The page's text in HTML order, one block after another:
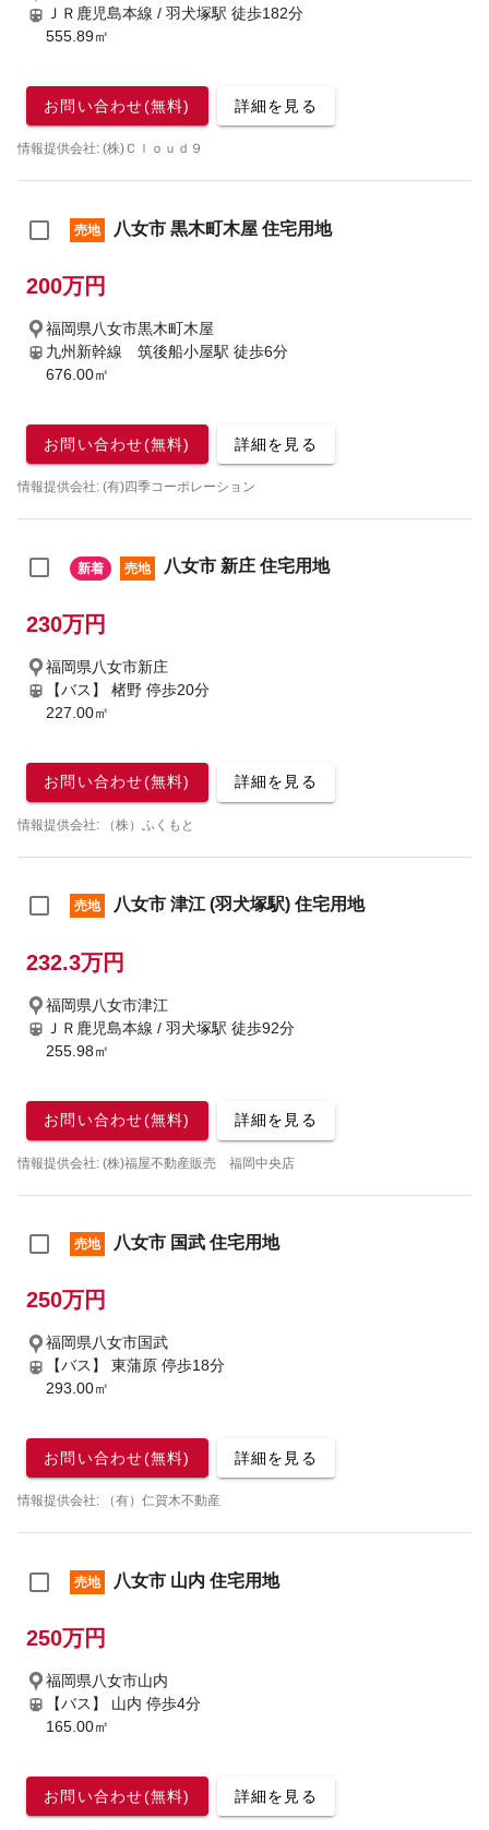
ＪＲ鹿児島本線 / 羽犬塚駅 徒歩182分
555.89㎡
お問い合わせ(無料) 詳細を見る
情報提供会社: (株)Ｃｌｏｕｄ９
売地 八女市 黒木町木屋 住宅用地
200万円
福岡県八女市黒木町木屋
九州新幹線 筑後船小屋駅 徒歩6分
676.00㎡
お問い合わせ(無料) 詳細を見る
情報提供会社: (有)四季コーポレーション
新着 売地 八女市 新庄 住宅用地
230万円
福岡県八女市新庄
【バス】 楮野 停歩20分
227.00㎡
お問い合わせ(無料) 詳細を見る
情報提供会社: （株）ふくもと
売地 八女市 津江 (羽犬塚駅) 住宅用地
232.3万円
福岡県八女市津江
ＪＲ鹿児島本線 / 羽犬塚駅 徒歩92分
255.98㎡
お問い合わせ(無料) 詳細を見る
情報提供会社: (株)福屋不動産販売 福岡中央店
売地 八女市 国武 住宅用地
250万円
福岡県八女市国武
【バス】 東蒲原 停歩18分
293.00㎡
お問い合わせ(無料) 詳細を見る
情報提供会社: （有）仁賀木不動産
売地 八女市 山内 住宅用地
250万円
福岡県八女市山内
【バス】 山内 停歩4分
165.00㎡
お問い合わせ(無料) 詳細を見る